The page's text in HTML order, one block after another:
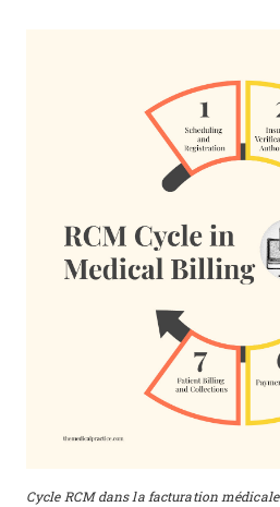
Cycle RCM dans la facturation médicale.